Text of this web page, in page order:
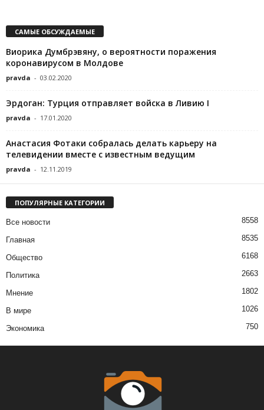
САМЫЕ ОБСУЖДАЕМЫЕ
Виорика Думбрэвяну, о вероятности поражения
коронавирусом в Молдове
pravda - 03.02.2020
Эрдоган: Турция отправляет войска в Ливию I
pravda - 17.01.2020
Анастасия Фотаки собралась делать карьеру на
телевидении вместе с известным ведущим
pravda - 12.11.2019
ПОПУЛЯРНЫЕ КАТЕГОРИИ
Все новости 8558
Главная 8535
Общество 6168
Политика 2663
Мнение 1802
В мире 1026
Экономика 750